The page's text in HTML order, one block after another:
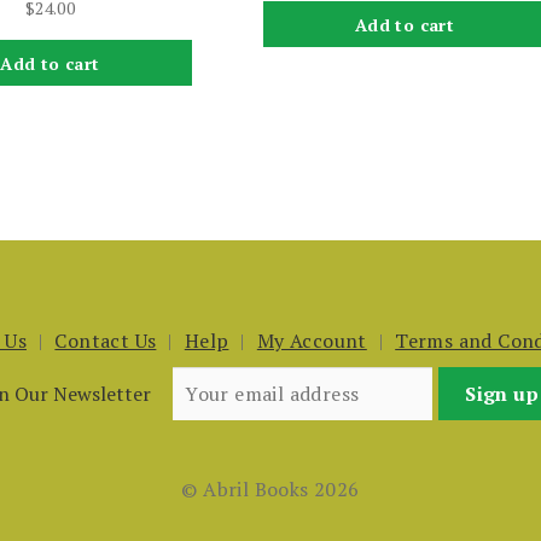
$24.00
Add to cart
Add to cart
Contact Us Help My Account
Terms and
Our Newsletter
© Abril Books 2026